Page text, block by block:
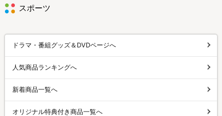
スポーツ
ドラマ・番組グッズ＆DVDページへ
人気商品ランキングへ
新着商品一覧へ
オリジナル特典付き商品一覧へ